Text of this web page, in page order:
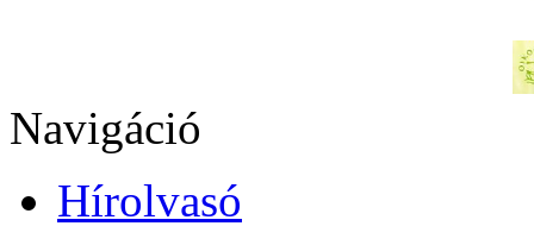
Navigáció
Hírolvasó